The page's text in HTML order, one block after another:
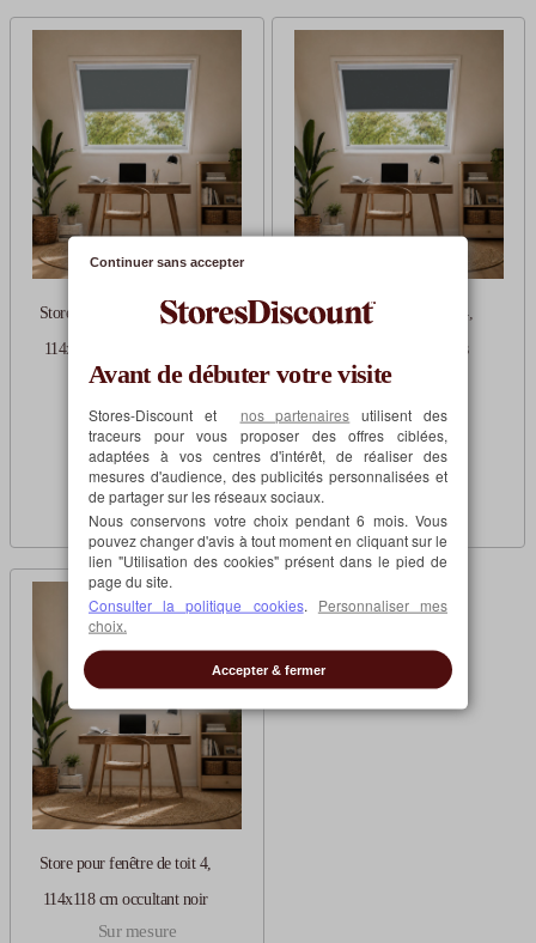
Store pour fenêtre de toit 4,
114x118 cm occultant gris
Sur mesure
à partir de 94,04€
Store pour fenêtre de toit 4,
114x118 cm occultant gris
anthracite
Sur mesure
à partir de 94,04€
Store pour fenêtre de toit 4,
114x118 cm occultant noir
Sur mesure
Avant de débuter votre visite
Stores-Discount et nos partenaires utilisent des
traceurs pour vous proposer des offres ciblées,
adaptées à vos centres d'intérêt, de réaliser des
mesures d'audience, des publicités personnalisées et
de partager sur les réseaux sociaux.
Nous conservons votre choix pendant 6 mois. Vous
pouvez changer d'avis à tout moment en cliquant sur le
lien "Utilisation des cookies" présent dans le pied de
page du site.
Consulter la politique cookies. Personnaliser mes
choix.
Accepter & fermer
Continuer sans accepter